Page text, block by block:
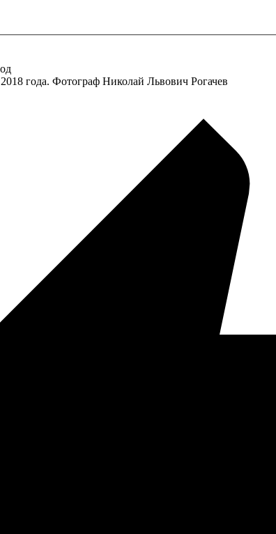
года. Фотограф Николай Львович Рогачев